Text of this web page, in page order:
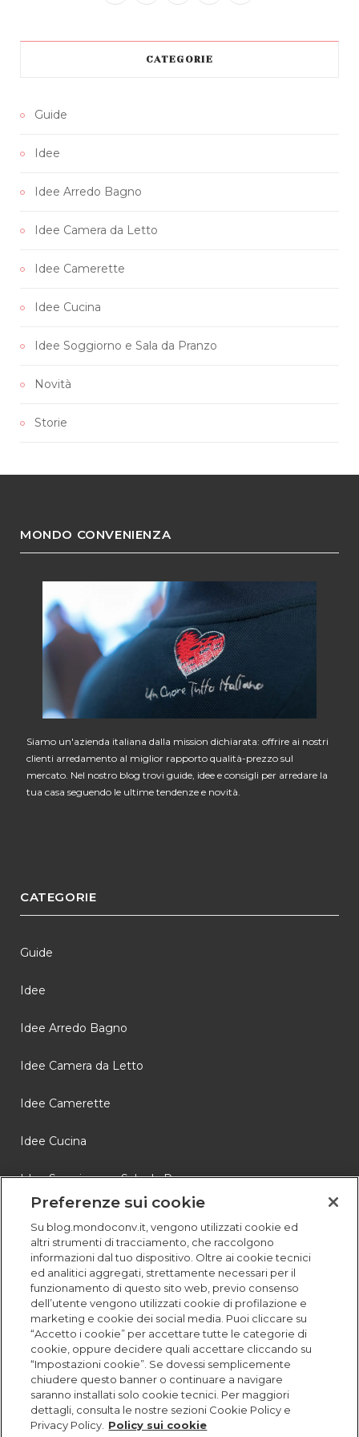
c
i
s
n
u
CATEGORIE
Guide
Idee
Idee Arredo Bagno
Idee Camera da Letto
Idee Camerette
Idee Cucina
Idee Soggiorno e Sala da Pranzo
Novità
Storie
MONDO CONVENIENZA
Siamo un'azienda italiana dalla mission dichiarata: offrire ai nostri
clienti arredamento al miglior rapporto qualità-prezzo sul
mercato. Nel nostro blog trovi guide, idee e consigli per arredare la
tua casa seguendo le ultime tendenze e novità.
CATEGORIE
Guide
Idee
Idee Arredo Bagno
Idee Camera da Letto
Idee Camerette
Idee Cucina
Idee Soggiorno e Sala da Pranzo
Storie
Preferenze sui cookie
Su blog.mondoconv.it, vengono utilizzati cookie ed
altri strumenti di tracciamento, che raccolgono
informazioni dal tuo dispositivo. Oltre ai cookie tecnici
ed analitici aggregati, strettamente necessari per il
funzionamento di questo sito web, previo consenso
dell’utente vengono utilizzati cookie di profilazione e
marketing e cookie dei social media. Puoi cliccare su
“Accetto i cookie” per accettare tutte le categorie di
cookie, oppure decidere quali accettare cliccando su
“Impostazioni cookie”. Se dovessi semplicemente
chiudere questo banner o continuare a navigare
saranno installati solo cookie tecnici. Per maggiori
dettagli, consulta le nostre sezioni Cookie Policy e
Privacy Policy. Policy sui cookie